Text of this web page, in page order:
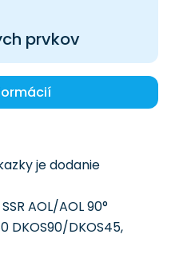
prvkov
je dodanie
AOL/AOL 90°
DKOS90/DKOS45,